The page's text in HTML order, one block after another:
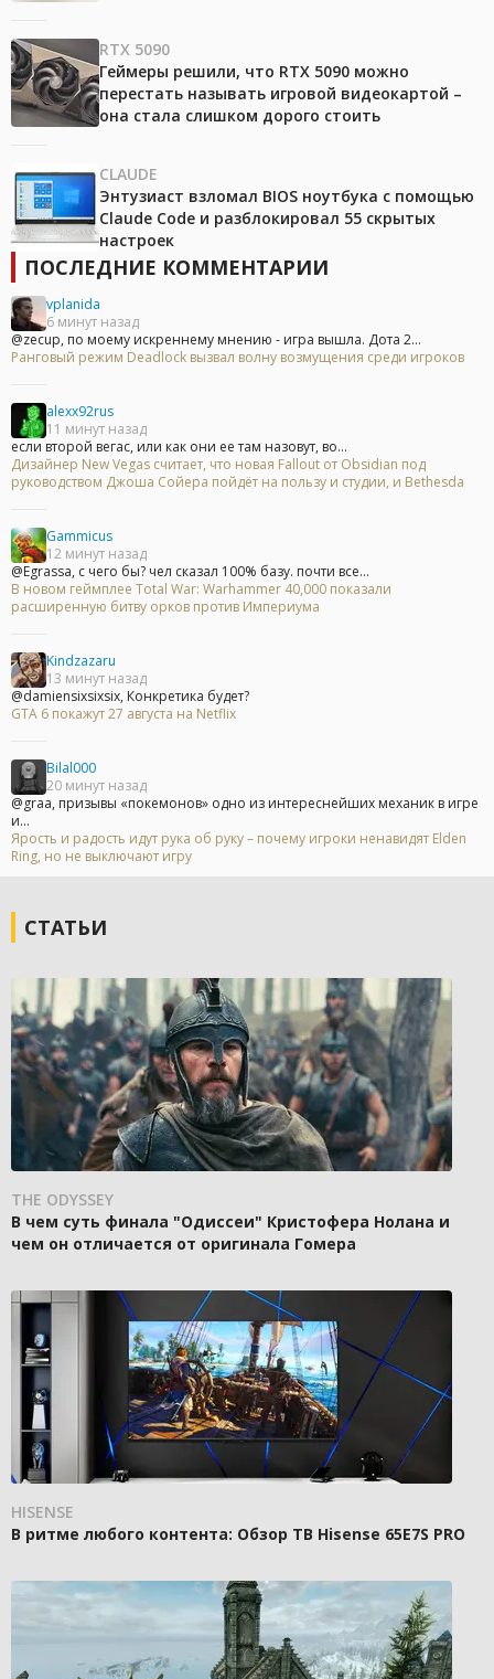
RTX 5090
Геймеры решили, что RTX 5090 можно
перестать называть игровой видеокартой –
она стала слишком дорого стоить
CLAUDE
Энтузиаст взломал BIOS ноутбука с помощью
Claude Code и разблокировал 55 скрытых
настроек
ПОСЛЕДНИЕ КОММЕНТАРИИ
vplanida
6 минут назад
@zecup, по моему искреннему мнению - игра вышла. Дота 2...
Ранговый режим Deadlock вызвал волну возмущения среди игроков
alexx92rus
11 минут назад
если второй вегас, или как они ее там назовут, во...
Дизайнер New Vegas считает, что новая Fallout от Obsidian под
руководством Джоша Сойера пойдёт на пользу и студии, и Bethesda
Gammicus
12 минут назад
@Egrassa, с чего бы? чел сказал 100% базу. почти все...
В новом геймплее Total War: Warhammer 40,000 показали
расширенную битву орков против Империума
Kindzazaru
13 минут назад
@damiensixsixsix, Конкретика будет?
GTA 6 покажут 27 августа на Netflix
Bilal000
20 минут назад
@graa, призывы «покемонов» одно из интереснейших механик в игре
и...
Ярость и радость идут рука об руку – почему игроки ненавидят Elden
Ring, но не выключают игру
СТАТЬИ
THE ODYSSEY
В чем суть финала "Одиссеи" Кристофера Нолана и
чем он отличается от оригинала Гомера
HISENSE
В ритме любого контента: Обзор ТВ Hisense 65E7S PRO